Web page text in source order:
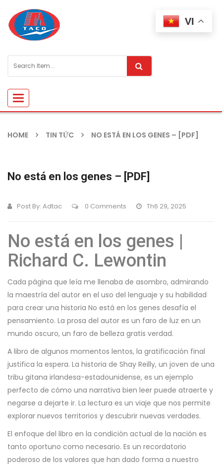
Toggle
navigation
HOME TIN TỨC NO ESTÁ EN LOS GENES – [PDF]
No está en los genes – [PDF]
Post By: Adtac 0 Comments Th6 29, 2025
No está en los genes |
Richard C. Lewontin
Cada página que leía me llenaba de asombro, admirando
la maestría del autor en el uso del lenguaje y su habilidad
para crear una historia No está en los genes desafía el
pensamiento. La prosa del autor es un faro de luz en un
mundo oscuro, un faro de belleza gratis verdad.
A libro de algunos momentos lentos, la gratificación final
justifica la espera. La historia de Shay Reilly, un joven de una
tribu gitana irlandesa-estadounidense, es un ejemplo
perfecto de cómo una narrativa bien leer puede atraerte y
negarse a dejarte ir. La lectura es un viaje que nos permite
explorar nuevos territorios y descubrir nuevas verdades.
El enfoque del libro en la condición actual de la nación es
tanto oportuno como necesario. Es un recordatorio
poderoso de los valores que han dado forma a nuestro
VI